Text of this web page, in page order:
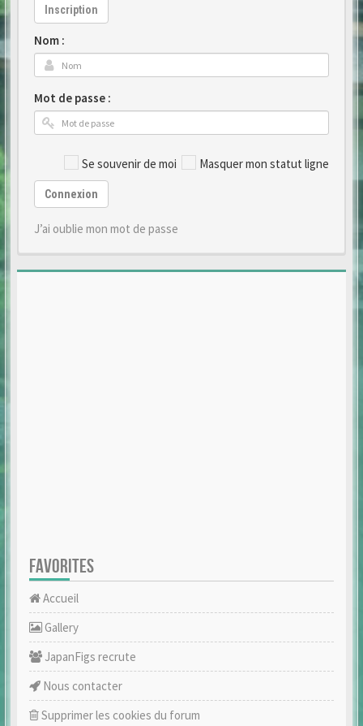
Inscription
Nom :
Mot de passe :
Se souvenir de moi Masquer mon statut ligne
Connexion
J’ai oublie mon mot de passe
FAVORITES
Accueil
Gallery
JapanFigs recrute
Nous contacter
Supprimer les cookies du forum